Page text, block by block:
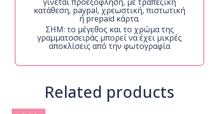
κατάθεση, paypal, χρεωστική, πιστωτική
ή prepaid κάρτα.
ΣΗΜ: το μέγεθος και το χρώμα της
γραμματοσειράς μπορεί να έχει μικρές
αποκλίσεις από την φωτογραφία
Related products